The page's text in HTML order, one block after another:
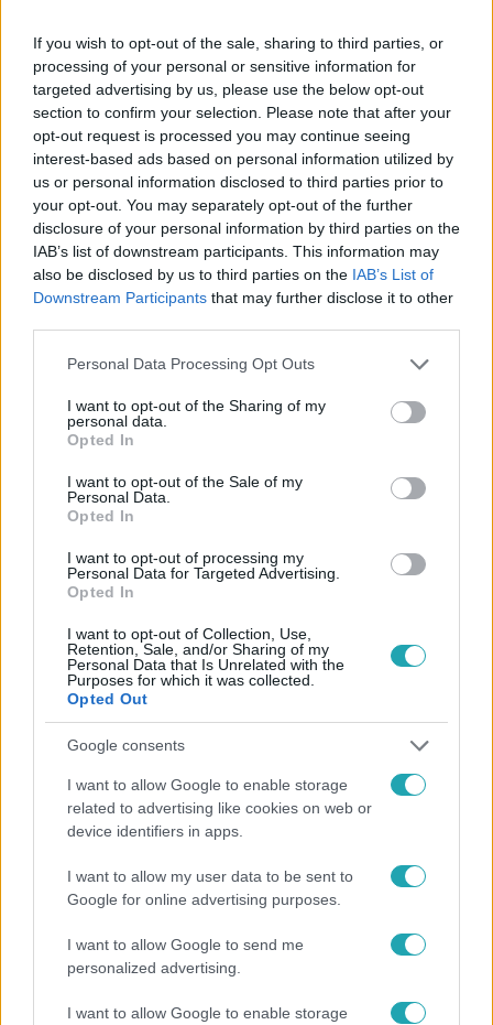
If you wish to opt-out of the sale, sharing to third parties, or
processing of your personal or sensitive information for
targeted advertising by us, please use the below opt-out
section to confirm your selection. Please note that after your
opt-out request is processed you may continue seeing
interest-based ads based on personal information utilized by
us or personal information disclosed to third parties prior to
your opt-out. You may separately opt-out of the further
disclosure of your personal information by third parties on the
IAB’s list of downstream participants. This information may
also be disclosed by us to third parties on the IAB’s List of
Downstream Participants that may further disclose it to other
Please note that this website/app uses one or more Google
not limited to your visit or usage behaviour. You may click to
grant or deny consent to Google and its third-party tags to
use your data for below specified purposes in below Google
consent section.
Personal Data Processing Opt Outs
I want to opt-out of the Sharing of my
personal data.
Opted In
I want to opt-out of the Sale of my
Personal Data.
Opted In
I want to opt-out of processing my
Personal Data for Targeted Advertising.
Opted In
I want to opt-out of Collection, Use,
Retention, Sale, and/or Sharing of my
Personal Data that Is Unrelated with the
Purposes for which it was collected.
Opted Out
Google consents
I want to allow Google to enable storage
related to advertising like cookies on web or
device identifiers in apps.
I want to allow my user data to be sent to
Google for online advertising purposes.
I want to allow Google to send me
personalized advertising.
I want to allow Google to enable storage
Kövess minket, és értesülj a friss hírekről a
Facebookon is!
A MI KIS FALUNK EXKLUZÍV INTERJÚ
RTL KLUB